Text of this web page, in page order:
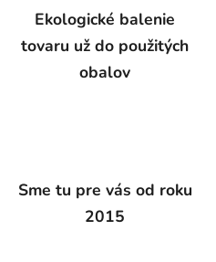
Ekologické balenie
tovaru už do použitých
obalov
Sme tu pre vás od roku
2015